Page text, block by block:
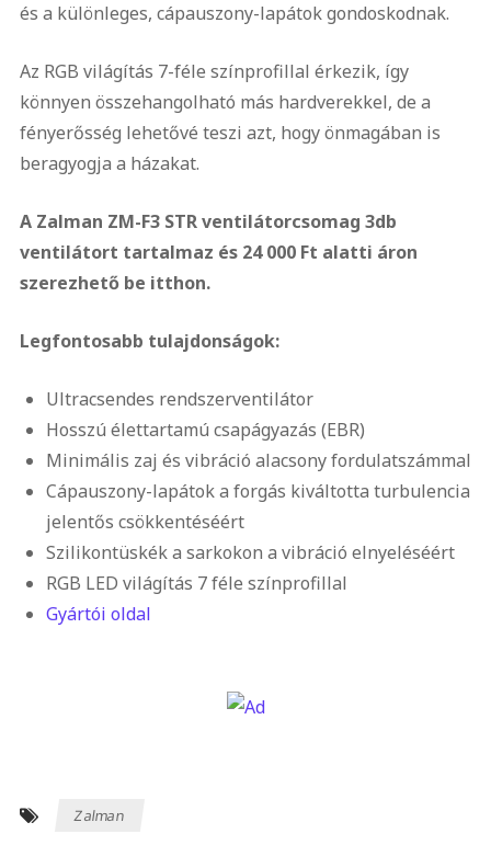
és a különleges, cápauszony-lapátok gondoskodnak.
Az RGB világítás 7-féle színprofillal érkezik, így
könnyen összehangolható más hardverekkel, de a
fényerősség lehetővé teszi azt, hogy önmagában is
beragyogja a házakat.
A Zalman ZM-F3 STR ventilátorcsomag 3db
ventilátort tartalmaz és 24 000 Ft alatti áron
szerezhető be itthon.
Legfontosabb tulajdonságok:
Ultracsendes rendszerventilátor
Hosszú élettartamú csapágyazás (EBR)
Minimális zaj és vibráció alacsony fordulatszámmal
Cápauszony-lapátok a forgás kiváltotta turbulencia
jelentős csökkentéséért
Szilikontüskék a sarkokon a vibráció elnyeléséért
RGB LED világítás 7 féle színprofillal
Gyártói oldal
Zalman